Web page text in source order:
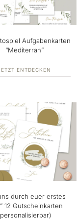
Aufgabenkarten
“Mediterran”
ENTDECKEN
durch euer erstes
12 Gutscheinkarten